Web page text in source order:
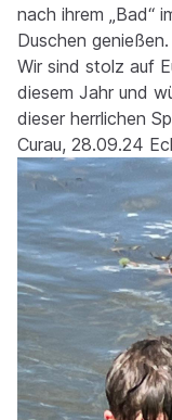
nach ihrem „Bad“
Duschen genießen.
Wir sind stolz auf
diesem Jahr und
dieser herrlichen
Curau, 28.09.24